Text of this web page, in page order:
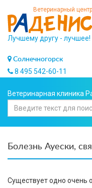
Ветеринарный центр
Лучшему другу - лучшее!
Солнечногорск
8 495 542-60-11
Ветеринарная клиника
Болезнь Ауески,
Существует одно очень